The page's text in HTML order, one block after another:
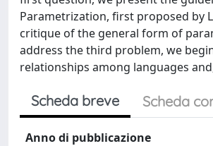
Parametrization, first proposed by
critique of the general form of
address the third problem, we
relationships among languages
Scheda breve Scheda
Anno di pubblicazione